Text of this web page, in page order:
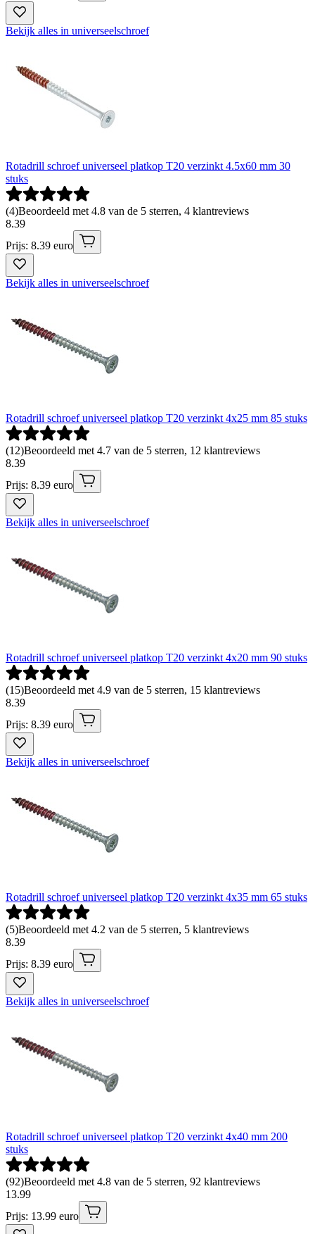
Bekijk alles in universeelschroef
Rotadrill schroef universeel platkop T20 verzinkt 4.5x60 mm 30
stuks
(4)Beoordeeld met 4.8 van de 5 sterren, 4 klantreviews
8.39
Prijs: 8.39 euro
Bekijk alles in universeelschroef
Rotadrill schroef universeel platkop T20 verzinkt 4x25 mm 85 stuks
(12)Beoordeeld met 4.7 van de 5 sterren, 12 klantreviews
8.39
Prijs: 8.39 euro
Bekijk alles in universeelschroef
Rotadrill schroef universeel platkop T20 verzinkt 4x20 mm 90 stuks
(15)Beoordeeld met 4.9 van de 5 sterren, 15 klantreviews
8.39
Prijs: 8.39 euro
Bekijk alles in universeelschroef
Rotadrill schroef universeel platkop T20 verzinkt 4x35 mm 65 stuks
(5)Beoordeeld met 4.2 van de 5 sterren, 5 klantreviews
8.39
Prijs: 8.39 euro
Bekijk alles in universeelschroef
Rotadrill schroef universeel platkop T20 verzinkt 4x40 mm 200
stuks
(92)Beoordeeld met 4.8 van de 5 sterren, 92 klantreviews
13.99
Prijs: 13.99 euro